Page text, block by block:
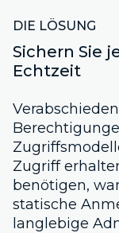
DIE LÖSUNG
Sichern Sie
Echtzeit
Zugriff
benötigen,
statische
langlebige